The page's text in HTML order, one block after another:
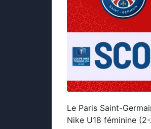
Le Paris Saint-
Nike U18 féminine